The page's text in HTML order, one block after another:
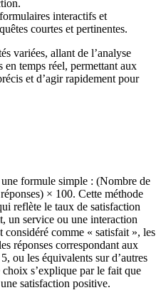
interactifs et
courtes et pertinentes.
variées, allant de l’analyse
en temps réel, permettant aux
et d’agir rapidement pour
formule simple : (Nombre de
× 100. Cette méthode
reflète le taux de satisfaction
un service ou une interaction
comme « satisfait », les
réponses correspondant aux
ou les équivalents sur d’autres
s’explique par le fait que
satisfaction positive.